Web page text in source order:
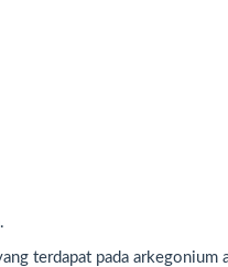
terdapat pada arkegonium